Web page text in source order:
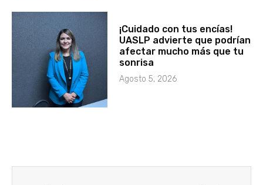
¡Cuidado con tus encías!
UASLP advierte que podrían
afectar mucho más que tu
sonrisa
Agosto 5, 2026